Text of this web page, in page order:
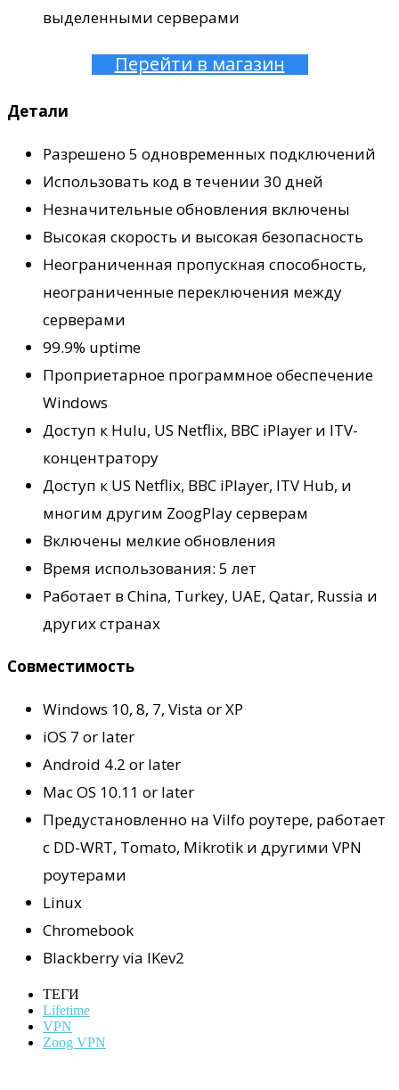
выделенными серверами
Перейти в магазин
Детали
Разрешено 5 одновременных подключений
Использовать код в течении 30 дней
Незначительные обновления включены
Высокая скорость и высокая безопасность
Неограниченная пропускная способность,
неограниченные переключения между
серверами
99.9% uptime
Проприетарное программное обеспечение
Windows
Доступ к Hulu, US Netflix, BBC iPlayer и ITV-
концентратору
Доступ к US Netflix, BBC iPlayer, ITV Hub, и
многим другим ZoogPlay серверам
Включены мелкие обновления
Время использования: 5 лет
Работает в China, Turkey, UAE, Qatar, Russia и
других странах
Совместимость
Windows 10, 8, 7, Vista or XP
iOS 7 or later
Android 4.2 or later
Mac OS 10.11 or later
Предустановленно на Vilfo роутере, работает
с DD-WRT, Tomato, Mikrotik и другими VPN
роутерами
Linux
Chromebook
Blackberry via IKev2
ТЕГИ
Lifetime
VPN
Zoog VPN